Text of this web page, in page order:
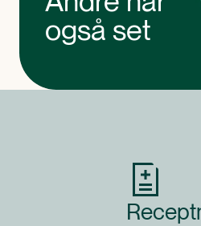
også set